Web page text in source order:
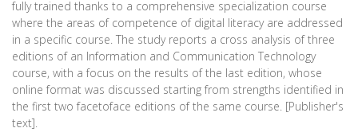
fully trained thanks to a comprehensive specialization course
where the areas of competence of digital literacy are addressed
in a specific course. The study reports a cross analysis of three
editions of an Information and Communication Technology
course, with a focus on the results of the last edition, whose
online format was discussed starting from strengths identified in
the first two facetoface editions of the same course. [Publisher's
text].